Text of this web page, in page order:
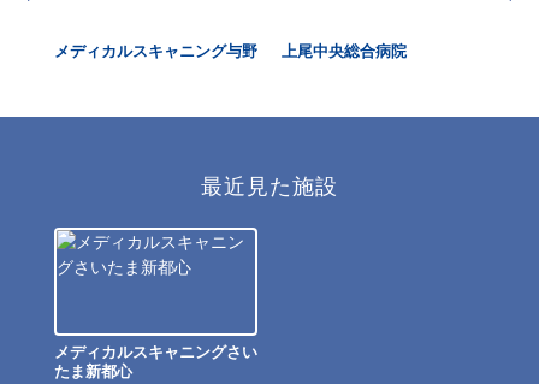
メディカルスキャニング与野 上尾中央総合病院
最近見た施設
メディカルスキャニングさい
たま新都心